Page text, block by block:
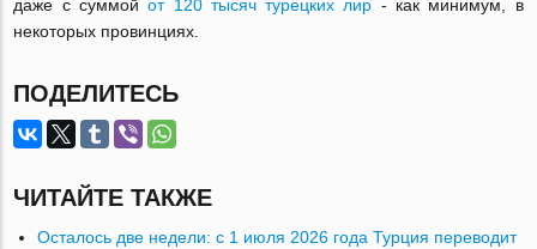
даже с суммойот 120 тысяч турецких лир - как минимум, в
некоторых провинциях.
ПОДЕЛИТЕСЬ
ЧИТАЙТЕ ТАКЖЕ
Осталось две недели: с 1 июля 2026 года Турция переводит